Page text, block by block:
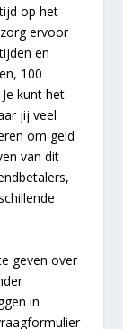
op het
ervoor
en
100
kunt het
jij veel
om geld
van dit
geven over
in